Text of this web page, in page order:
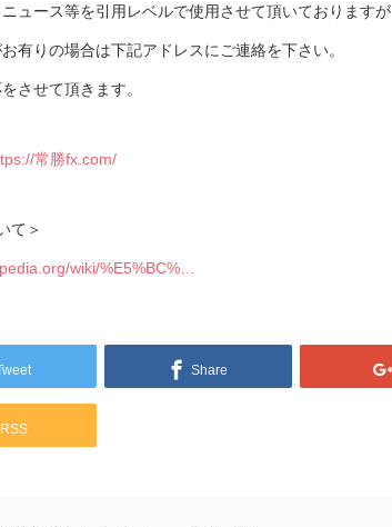
ュース等を引用レベルで使用させて頂いておりますが
有りの場合は下記アドレスにご連絡を下さい。
させて頂きます。
常勝fx.com/
て＞
wiki/%E5%BC%…
Share
RSS